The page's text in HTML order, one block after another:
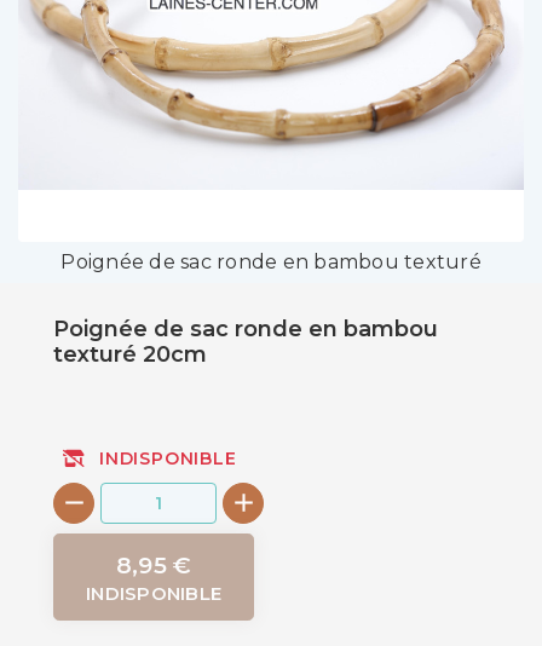
Poignée de sac ronde en bambou texturé
Poignée de sac ronde en bambou
texturé 20cm
INDISPONIBLE
8,95 €
INDISPONIBLE